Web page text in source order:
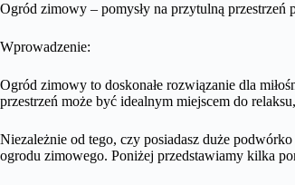
Ogród zimowy – pomysły na przytulną przestrzeń
Wprowadzenie:
Ogród zimowy to doskonałe rozwiązanie dla
przestrzeń może być idealnym miejscem do
Niezależnie od tego, czy posiadasz duże
ogrodu zimowego. Poniżej przedstawiamy kilka